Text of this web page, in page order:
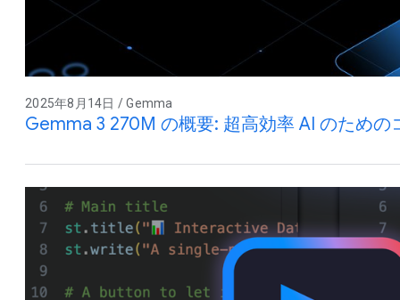
2025年8月14日 / Gemma
Gemma 3 270M の概要: 超高効率 AI のための